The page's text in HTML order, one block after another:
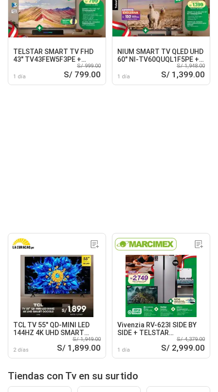
TELSTAR SMART TV FHD
43" TV43FEW5F3PE +
TSBP015210CT
1 día
S/ 999.00
S/ 799.00
NIUM SMART TV QLED UHD
60" NI-TV60QUQL1F5PE +
BARRA DE SONIDO CON
SUBWOOFER 80W NIFS129
1 día
S/ 1,948.00
S/ 1,399.00
TCL TV 55" QD-MINI LED
144HZ 4K UHD SMART
2 días
S/ 1,949.00
S/ 1,899.00
Vivenzia RV-623I SIDE BY
SIDE + TELSTAR
TCG020110 COCINA 20" +
NIUM NI-TV50QUQL1F5PE
1 día
S/ 4,379.00
S/ 2,999.00
Tiendas con Tv en su surtido